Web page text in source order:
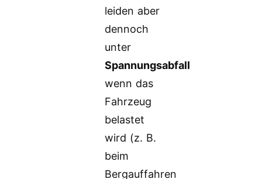
leiden aber
dennoch
unter
Spannungsabfall
wenn das
Fahrzeug
belastet
wird (z. B.
beim
Bergauffahren